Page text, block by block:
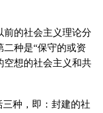
前的社会主义理论分
二种是“保守的或资
空想的社会主义和共
种，即：封建的社